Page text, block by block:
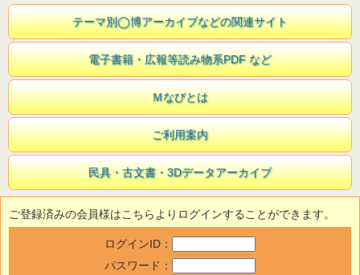
テーマ別◯博アーカイブなどの関連サイト
電子書籍・広報等読み物系PDF など
Ｍなびとは
ご利用案内
民具・古文書・3Dデータアーカイブ
ご登録済みの会員様はこちらよりログインすることができます。
ログインID：
パスワード：